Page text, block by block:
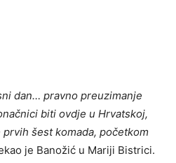
dan… pravno preuzimanje
biti ovdje u Hrvatskoj,
šest komada, početkom
je Banožić u Mariji Bistrici.